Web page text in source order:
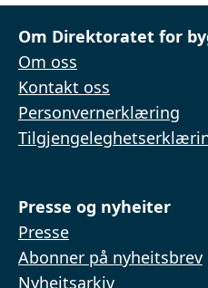
Om Direktoratet for
Om oss
Kontakt oss
Personvernerklæring
Presse og nyheiter
Presse
Abonner på nyheitsbrev
Nyheitsarkiv